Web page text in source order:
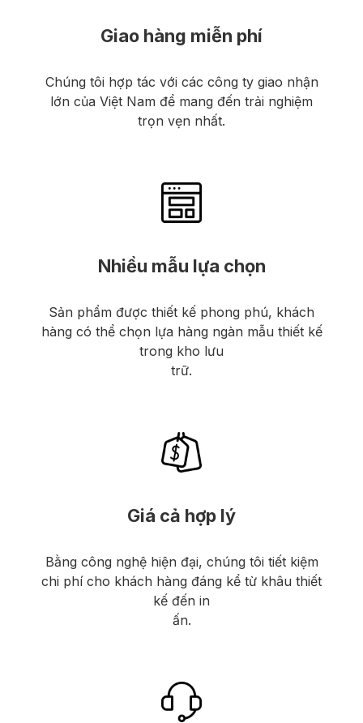
Giao hàng miễn phí
Chúng tôi hợp tác với các công ty giao nhận
lớn của Việt Nam để mang đến trải nghiệm
trọn vẹn nhất.
Nhiều mẫu lựa chọn
Sản phẩm được thiết kế phong phú, khách
hàng có thể chọn lựa hàng ngàn mẫu thiết kế
trong kho lưu
trữ.
Giá cả hợp lý
Bằng công nghệ hiện đại, chúng tôi tiết kiệm
chi phí cho khách hàng đáng kể từ khâu thiết
kế đến in
ấn.